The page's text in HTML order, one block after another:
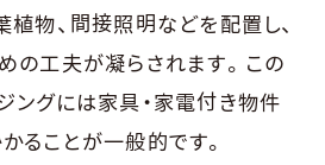
植物、間接照明などを配置し、
の工夫が凝らされます。この
ングには家具・家電付き物件
ることが一般的です。